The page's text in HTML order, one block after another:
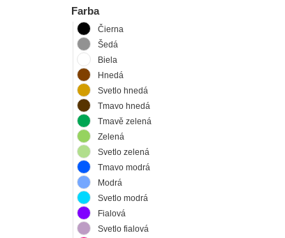
Farba
Čierna
Šedá
Biela
Hnedá
Svetlo hnedá
Tmavo hnedá
Tmavě zelená
Zelená
Svetlo zelená
Tmavo modrá
Modrá
Svetlo modrá
Fialová
Svetlo fialová